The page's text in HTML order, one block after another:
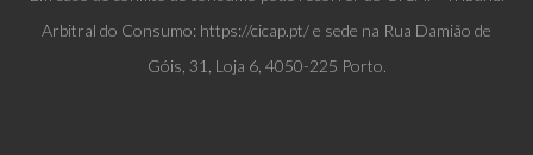
Arbitral do Consumo: https://cicap.pt/ e sede na Rua Damião de
Góis, 31, Loja 6, 4050-225 Porto.